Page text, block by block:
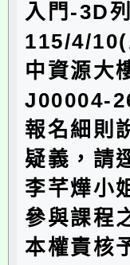
入門-3D
115/4/
中資源大
J00004-
報名細則
疑義，請
李芊燁小
參與課程
本權責核